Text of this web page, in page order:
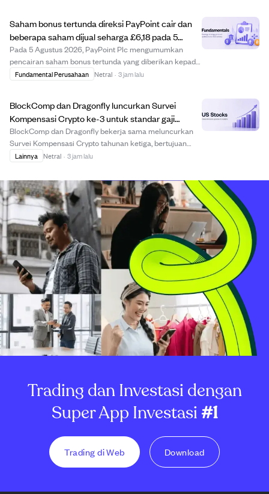
Saham bonus tertunda direksi PayPoint cair dan
beberapa saham dijual seharga £6,18 pada 5
Agustus 2026
Pada 5 Agustus 2026, PayPoint Plc mengumumkan
pencairan saham bonus tertunda yang diberikan kepada
direksi dan manajer senior pada Juli 2023 setelah
Fundamental Perusahaan Netral · 3 jam lalu
BlockComp dan Dragonfly luncurkan Survei
Kompensasi Crypto ke-3 untuk standar gaji
industri.
BlockComp dan Dragonfly bekerja sama meluncurkan
Survei Kompensasi Crypto tahunan ketiga, bertujuan
membuat database gaji paling lengkap di industri crypto.
lebih 55 perusahaan crypto di 100+ negara...
Lainnya Netral · 3 jam lalu
Trading dan Investasi dengan
Super App Investasi#1
Trading di Web Download